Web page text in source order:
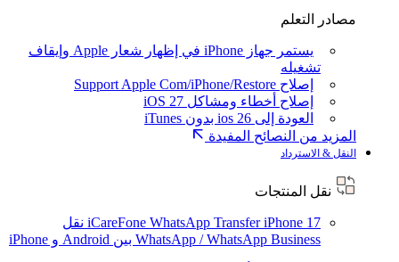
مصادر التعلم
يستمر جهاز iPhone في إظهار شعار Apple وإيقاف
تشغيله
إصلاح Support Apple Com/iPhone/Restore
إصلاح أخطاء ومشاكل iOS 27
العودة إلى ios 26 بدون iTunes
المزيد من النصائح المفيدة
النقل & الاسترداد
نقل المنتجات
iCareFone WhatsApp TransferiPhone 17
نقل
WhatsApp / WhatsApp Business بين Android و iPhone